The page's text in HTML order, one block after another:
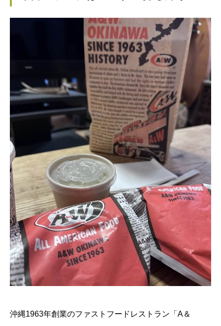
沖縄1963年創業のファストフードレストラン「 A＆